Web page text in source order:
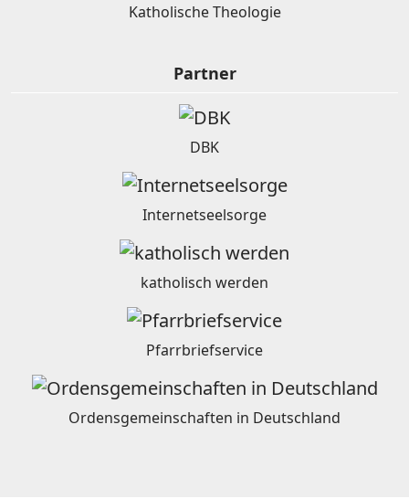
Katholische Theologie
Partner
DBK
Internetseelsorge
katholisch werden
Pfarrbriefservice
Ordensgemeinschaften in Deutschland